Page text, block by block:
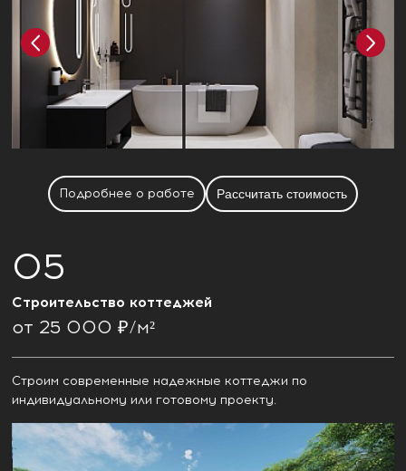
Подробнее о работе Рассчитать стоимость
Строительство коттеджей
от 25 000 ₽/м²
Строим современные надежные коттеджи по
индивидуальному или готовому проекту.